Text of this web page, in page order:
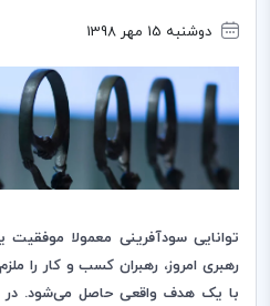
دوشنبه 15 مهر 1398
توانایی سودآفرینی معمولا
رهبری امروز، رهبران کسب و کار را
با یک هدف واقعی حاصل می‌شود. در